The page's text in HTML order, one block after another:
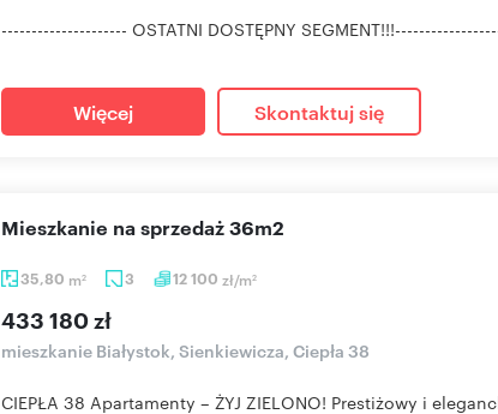
--------------------- OSTATNI DOSTĘPNY
Więcej Skontaktuj się
35,80 m2 3 12 100 zł/m2
mieszkanie na sprzedaż 36m2
433 180 zł
mieszkanie Białystok, Sienkiewicza, Ciepła 38
CIEPŁA 38 Apartamenty – ŻYJ ZIELONO! Prestiżowy i